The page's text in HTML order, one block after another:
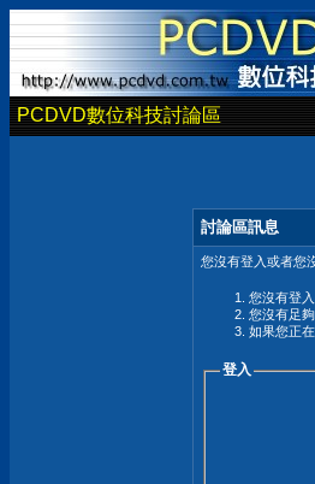
PCDVD數位科技討論區
討論區訊息
您沒有登入或者您
您沒有登
您沒有足
如果您正
登入